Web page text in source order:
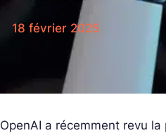
18 février 2025
OpenAI a récemment revu la